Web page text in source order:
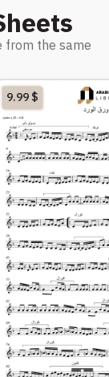
from the same
9.99$